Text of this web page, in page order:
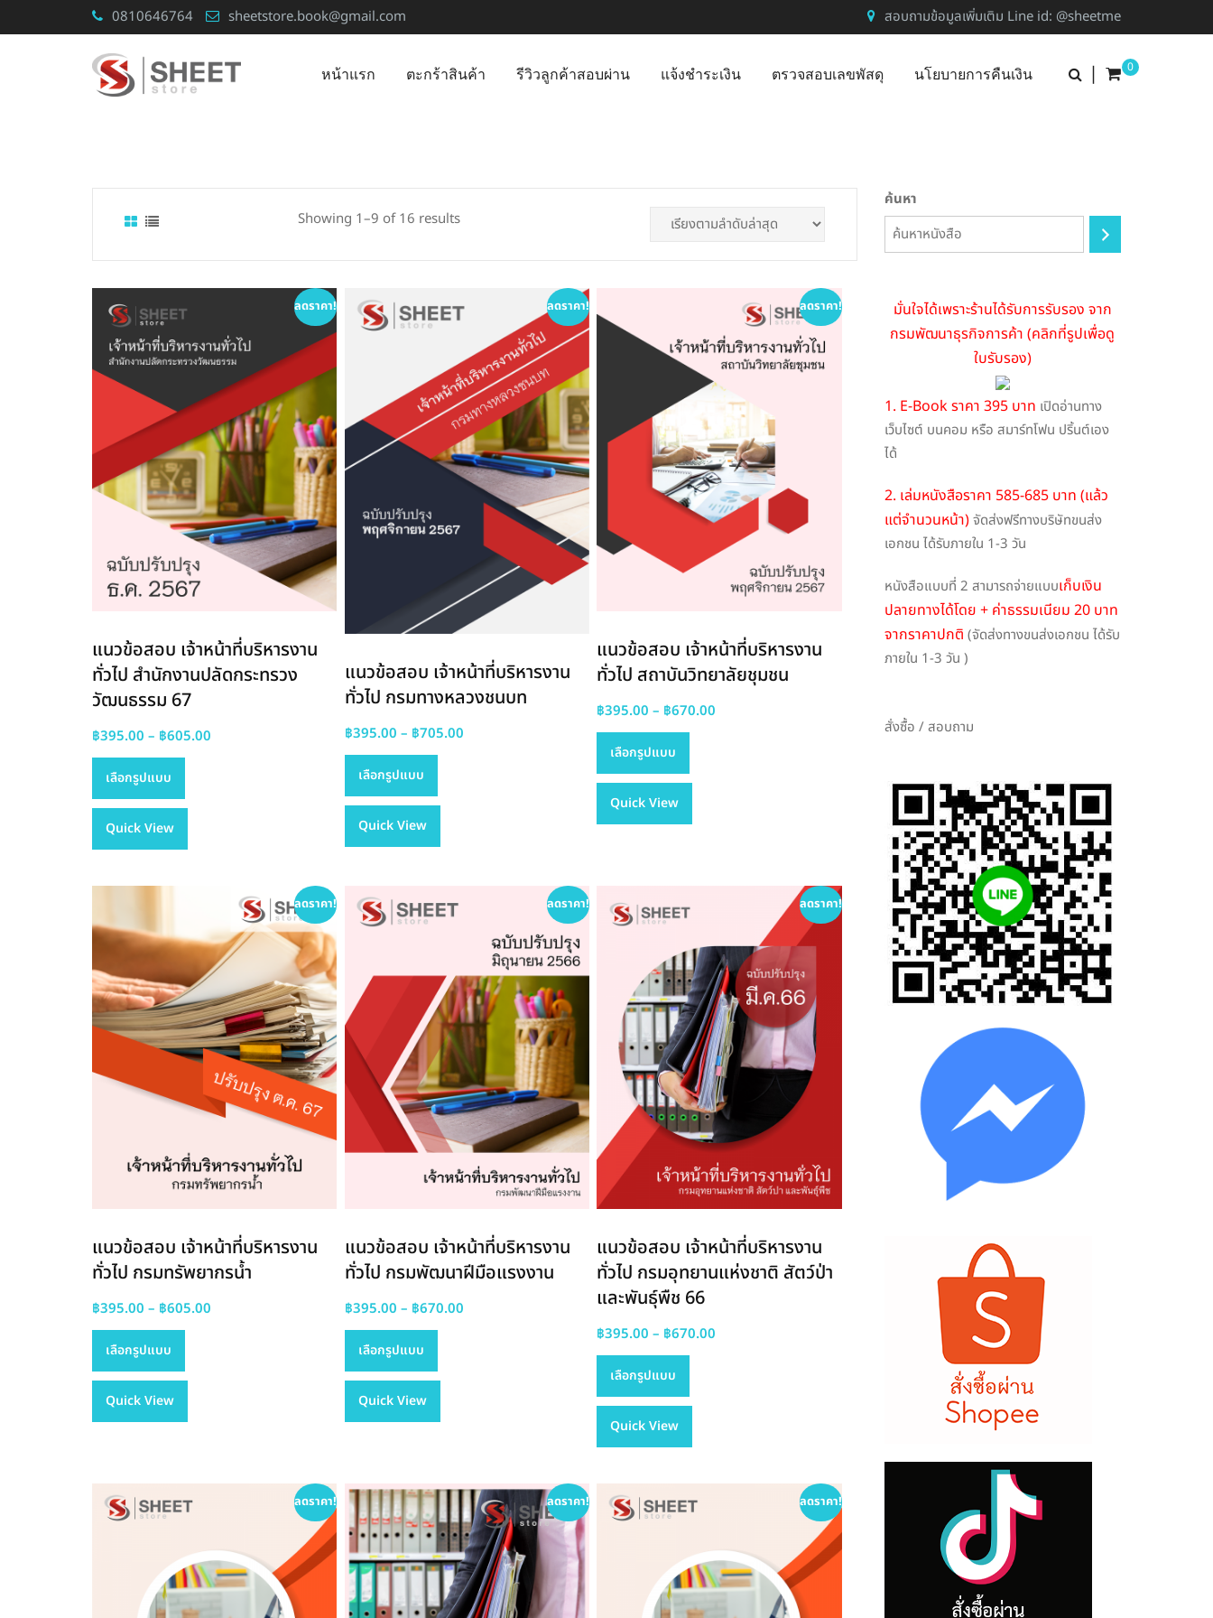
to
0810646764 sheetstore.book@gmail.com สอบถามข้อมูลเพิ่มเติม Line id: @sheetme
0
|
หน้าแรก ตะกร้าสินค้า รีวิวลูกค้าสอบผ่าน แจ้งชำระเงิน ตรวจสอบเลขพัสดุ นโยบายการคืนเงิน
Showing 1–9 of 16 resultsSorted
ลดราคา!
แนวข้อสอบ เจ้าหน้าที่บริหารงาน
ทั่วไป สำนักงานปลัดกระทรวง
วัฒนธรรม 67
฿395.00 – ฿605.00
เลือกรูปแบบ
This
has
variants.
be
chosen
on
the
product
page
Quick View
ลดราคา!
แนวข้อสอบ เจ้าหน้าที่บริหารงาน
ทั่วไป กรมทางหลวงชนบท
฿395.00 – ฿705.00Price
เลือกรูปแบบ
This
has
variants.
may
on
the
product
page
Quick View
ลดราคา!
แนวข้อสอบ เจ้าหน้าที่บริหารงาน
ทั่วไป สถาบันวิทยาลัยชุมชน
฿395.00 – ฿670.00
เลือกรูปแบบ
This
has
variants.
chosen
on
the
product
page
Quick View
ลดราคา!
แนวข้อสอบ เจ้าหน้าที่บริหารงาน
ทั่วไป กรมทรัพยากรน้ำ
฿395.00 – ฿605.00
เลือกรูปแบบ
This
has
variants.
may
be
on
the
product
Quick View
ลดราคา!
แนวข้อสอบ เจ้าหน้าที่บริหารงาน
ทั่วไป กรมพัฒนาฝีมือแรงงาน
฿395.00 – ฿670.00Price
เลือกรูปแบบ
This
has
variants.
may
be
chosen
on
the
product
Quick View
ลดราคา!
แนวข้อสอบ เจ้าหน้าที่บริหารงาน
ทั่วไป กรมอุทยานแห่งชาติ สัตว์ป่า
และพันธุ์พืช 66
฿395.00 – ฿670.00
เลือกรูปแบบ
This
has
variants.
options
chosen
on
Quick View
ลดราคา! ลดราคา! ลดราคา!
ค้นหา
มั่นใจได้เพราะร้านได้รับการรับรอง จาก
กรมพัฒนาธุรกิจการค้า (คลิกที่รูปเพื่อดู
ใบรับรอง)
1. E-Book ราคา 395 บาท เปิดอ่านทาง
เว็บไซต์ บนคอม หรือ สมาร์ทโฟน ปริ้นต์เอง
ได้
2. เล่มหนังสือราคา 585-685 บาท (แล้ว
แต่จำนวนหน้า)จัดส่งฟรีทางบริษัทขนส่ง
เอกชน ได้รับภายใน 1-3 วัน
หนังสือแบบที่ 2 สามารถจ่ายแบบเก็บเงิน
ปลายทางได้โดย + ค่าธรรมเนียม 20 บาท
จากราคาปกติ (จัดส่งทางขนส่งเอกชน ได้รับ
ภายใน 1-3 วัน )
สั่งซื้อ / สอบถาม